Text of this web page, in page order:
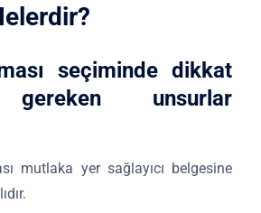
seçiminde dikkat
unsurlar
mutlaka yer sağlayıcı belgesine